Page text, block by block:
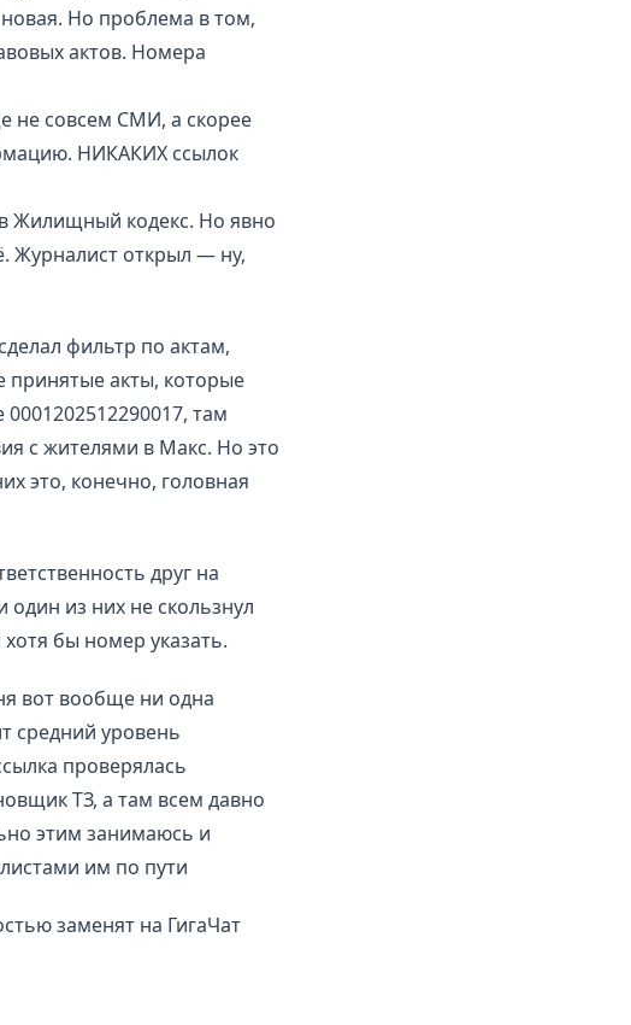
Но проблема в том,
актов. Номера
не совсем СМИ, а скорее
НИКАКИХ ссылок
Жилищный кодекс. Но явно
Журналист открыл — ну,
фильтр по актам,
принятые акты, которые
там
с жителями в Макс. Но это
это, конечно, головная
друг на
из них не скользнул
бы номер указать.
вот вообще ни одна
средний уровень
проверялась
ТЗ, а там всем давно
этим занимаюсь и
им по пути
заменят на ГигаЧат